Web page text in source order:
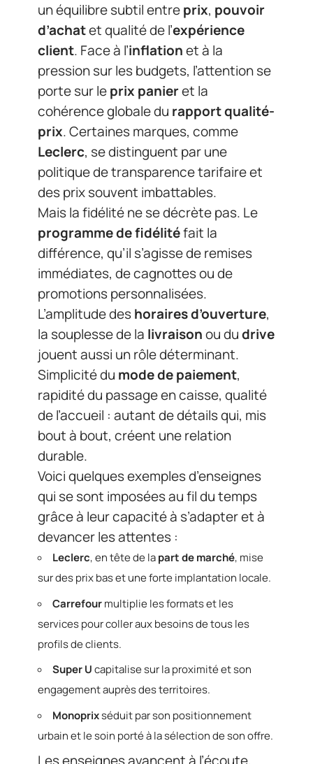
un équilibre subtil entreprix, pouvoir
d’achatet qualité de l’expérience
client. Face à l’inflationet à la
pression sur les budgets, l’attention se
porte sur leprix panieret la
cohérence globale du rapport qualité-
prix. Certaines marques, comme
Leclerc, se distinguent par une
politique de transparence tarifaire et
des prix souvent imbattables.
Mais la fidélité ne se décrète pas. Le
programme de fidélitéfait la
différence, qu’il s’agisse de remises
immédiates, de cagnottes ou de
promotions personnalisées.
L’amplitude deshoraires d’ouverture,
la souplesse de la livraisonou dudrive
jouent aussi un rôle déterminant.
Simplicité du mode de paiement,
rapidité du passage en caisse, qualité
de l’accueil : autant de détails qui, mis
bout à bout, créent une relation
durable.
Voici quelques exemples d’enseignes
qui se sont imposées au fil du temps
grâce à leur capacité à s’adapter et à
devancer les attentes :
Leclerc, en tête de lapart de marché, mise
sur des prix bas et une forte implantation locale.
Carrefourmultiplie les formats et les
services pour coller aux besoins de tous les
profils de clients.
Super Ucapitalise sur la proximité et son
engagement auprès des territoires.
Monoprixséduit par son positionnement
urbain et le soin porté à la sélection de son offre.